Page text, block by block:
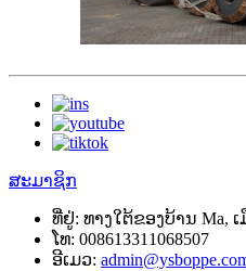
ສະມາຊິກ
ທີ່ຢູ່: ທາງ​ໃຕ້​ຂອງ​ບ້ານ Ma, ເ
ໂທ: 008613311068507
ອີເມວ: